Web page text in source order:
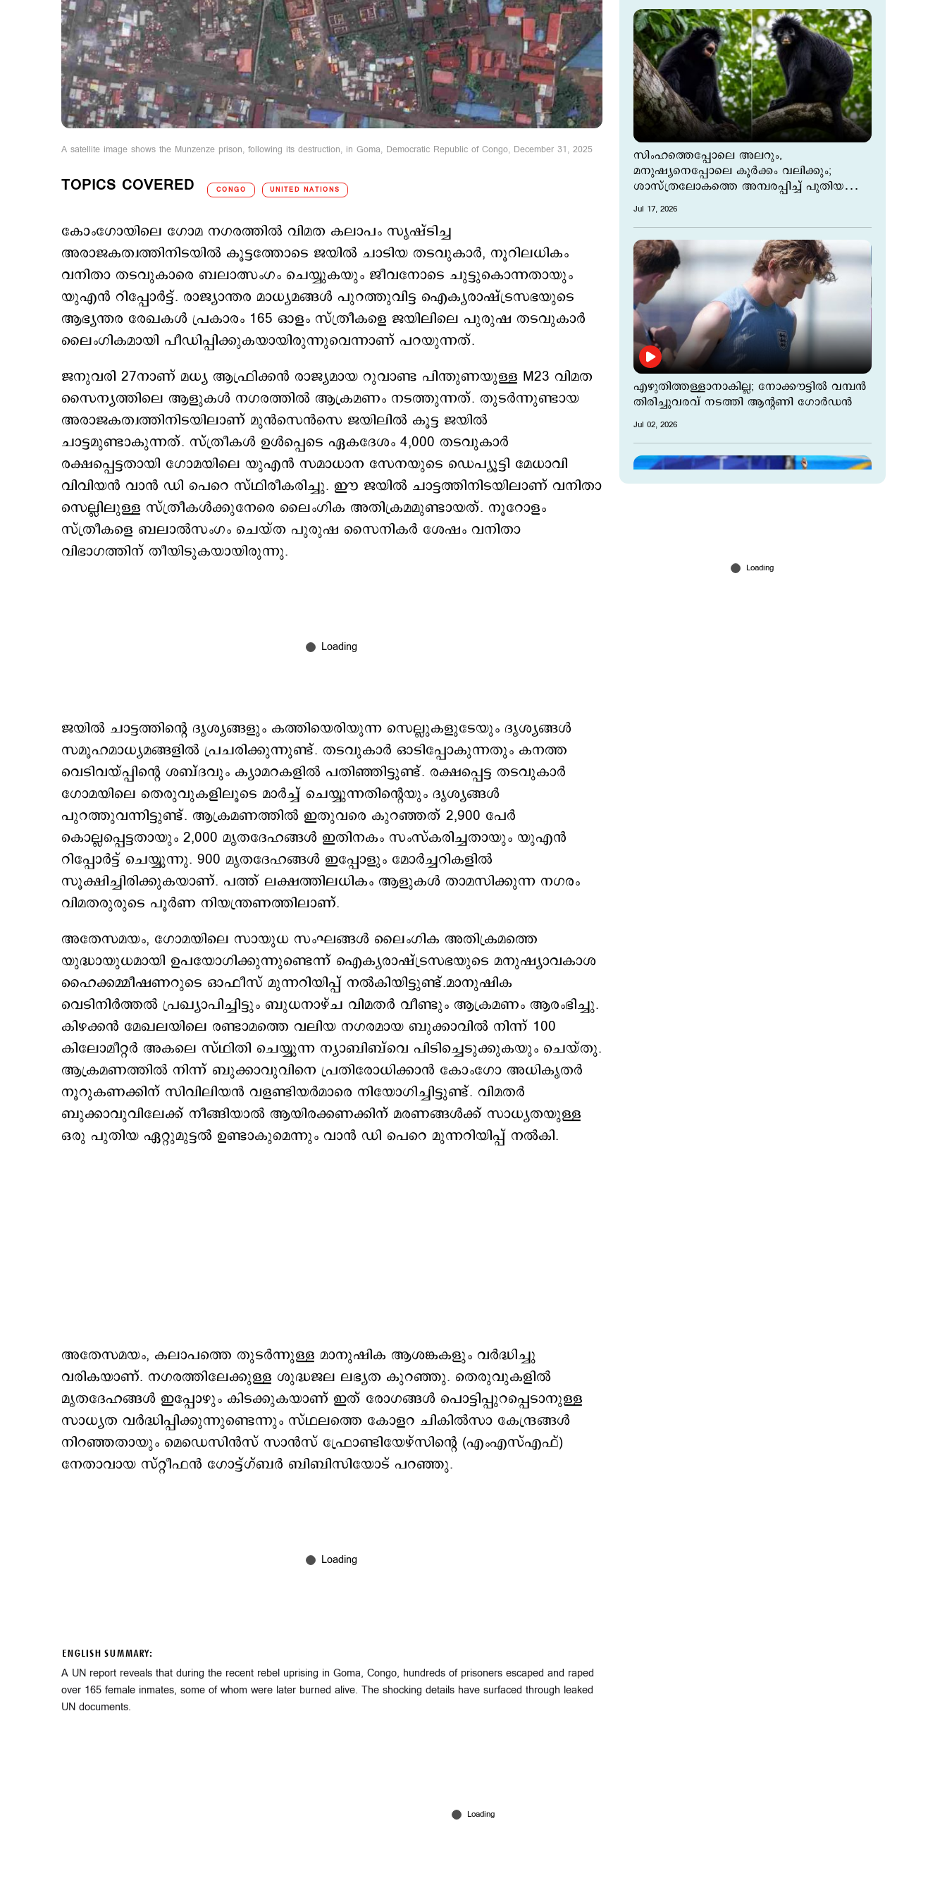
A satellite image shows the Munzenze prison, following its destruction, in Goma, Democratic Republic of Congo, December 31, 2025
TOPICS COVERED CONGO UNITED NATIONS
കോംഗോയിലെ ഗോമ നഗരത്തിൽ വിമത കലാപം സ‍ൃഷ്ടിച്ച
അരാജകത്വത്തിനിടയില്‍ കൂട്ടത്തോടെ ജയില്‍ ചാടിയ തടവുകാര്‍, നൂറിലധികം
വനിതാ തടവുകാരെ ബലാത്സംഗം ചെയ്യുകയും ജീവനോടെ ചുട്ടുകൊന്നതായും
യുഎൻ റിപ്പോർട്ട്. രാജ്യാന്തര മാധ്യമങ്ങള്‍ പുറത്തുവിട്ട ഐക്യരാഷ്ട്രസഭയുടെ
ആഭ്യന്തര രേഖകള്‍ പ്രകാരം 165 ഓളം സ്ത്രീകളെ ജയിലിലെ പുരുഷ തടവുകാര്‍
ലൈംഗികമായി പീഡിപ്പിക്കുകയായിരുന്നുവെന്നാണ് പറയുന്നത്.
ജനുവരി 27നാണ് മധ്യ ആഫ്രിക്കന്‍ രാജ്യമായ റുവാണ്ട പിന്തുണയുള്ള M23 വിമത
സൈന്യത്തിലെ ആളുകള്‍ നഗരത്തില്‍ ആക്രമണം നടത്തുന്നത്. തുടര്‍ന്നുണ്ടായ
അരാജകത്വത്തിനിടയിലാണ് മുൻസെൻസെ ജയിലില്‍ കൂട്ട ജയില്‍
ചാട്ടമുണ്ടാകുന്നത്. സ്ത്രീകൾ ഉൾപ്പെടെ ഏകദേശം 4,000 തടവുകാർ
രക്ഷപ്പെട്ടതായി ഗോമയിലെ യുഎൻ സമാധാന സേനയുടെ ഡെപ്യൂട്ടി മേധാവി
വിവിയൻ വാൻ ഡി പെറെ സ്ഥിരീകരിച്ചു. ഈ ജയില്‍ ചാട്ടത്തിനിടയിലാണ് വനിതാ
സെല്ലിലുള്ള സ്ത്രീകള്‍ക്കുനേരെ ലൈംഗിക അതിക്രമമുണ്ടായത്. നൂറോളം
സ്ത്രീകളെ ബലാല്‍സംഗം ചെയ്ത പുരുഷ സൈനികര്‍ ശേഷം വനിതാ
വിഭാഗത്തിന് തീയിടുകയായിരുന്നു.
ജയില്‍ ചാട്ടത്തിന്‍റെ ദൃശ്യങ്ങളും കത്തിയെരിയുന്ന സെല്ലുകളുടേയും ദൃശ്യങ്ങള്‍
സമൂഹമാധ്യമങ്ങളില്‍ പ്രചരിക്കുന്നുണ്ട്. തടവുകാർ ഓടിപ്പോകുന്നതും കനത്ത
വെടിവയ്പ്പിന്റെ ശബ്ദവും ക്യാമറകളില്‍ പതിഞ്ഞിട്ടുണ്ട്. രക്ഷപ്പെട്ട തടവുകാർ
ഗോമയിലെ തെരുവുകളിലൂടെ മാർച്ച് ചെയ്യുന്നതിന്‍റെയും ദൃശ്യങ്ങള്‍
പുറത്തുവന്നിട്ടുണ്ട്. ആക്രമണത്തില്‍ ഇതുവരെ കുറഞ്ഞത് 2,900 പേർ
കൊല്ലപ്പെട്ടതായും 2,000 മൃതദേഹങ്ങൾ ഇതിനകം സംസ്കരിച്ചതായും യുഎന്‍
റിപ്പോര്‍ട്ട് ചെയ്യുന്നു. 900 മൃതദേഹങ്ങള്‍ ഇപ്പോളും മോർച്ചറികളില്‍
സൂക്ഷിച്ചിരിക്കുകയാണ്. പത്ത് ലക്ഷത്തിലധികം ആളുകൾ താമസിക്കുന്ന നഗരം
വിമതരുരുടെ പൂര്‍ണ നിയന്ത്രണത്തിലാണ്.
അതേസമയം, ഗോമയിലെ സായുധ സംഘങ്ങൾ ലൈംഗിക അതിക്രമത്തെ
യുദ്ധായുധമായി ഉപയോഗിക്കുന്നുണ്ടെന്ന് ഐക്യരാഷ്ട്രസഭയുടെ മനുഷ്യാവകാശ
ഹൈക്കമ്മീഷണറുടെ ഓഫീസ് മുന്നറിയിപ്പ് നൽകിയിട്ടുണ്ട്.മാനുഷിക
വെടിനിർത്തൽ പ്രഖ്യാപിച്ചിട്ടും ബുധനാഴ്ച വിമതര്‍ വീണ്ടും ആക്രമണം ആരംഭിച്ചു.
കിഴക്കൻ മേഖലയിലെ രണ്ടാമത്തെ വലിയ നഗരമായ ബുക്കാവിൽ നിന്ന് 100
കിലോമീറ്റർ അകലെ സ്ഥിതി ചെയ്യുന്ന ന്യാബിബ്‌വെ പിടിച്ചെടുക്കുകയും ചെയ്തു.
ആക്രമണത്തിൽ നിന്ന് ബുക്കാവുവിനെ പ്രതിരോധിക്കാൻ കോംഗോ അധികൃതർ
നൂറുകണക്കിന് സിവിലിയൻ വളണ്ടിയർമാരെ നിയോഗിച്ചിട്ടുണ്ട്. വിമതർ
ബുക്കാവുവിലേക്ക് നീങ്ങിയാൽ ആയിരക്കണക്കിന് മരണങ്ങൾക്ക് സാധ്യതയുള്ള
ഒരു പുതിയ ഏറ്റുമുട്ടൽ ഉണ്ടാകുമെന്നും വാൻ ഡി പെറെ മുന്നറിയിപ്പ് നൽകി.
അതേസമയം, കലാപത്തെ തുടര്‍ന്നുള്ള മാനുഷിക ആശങ്കകളും വർദ്ധിച്ചു
വരികയാണ്. നഗരത്തിലേക്കുള്ള ശുദ്ധജല ലഭ്യത കുറഞ്ഞു. തെരുവുകളിൽ
മൃതദേഹങ്ങൾ ഇപ്പോഴും കിടക്കുകയാണ് ഇത് രോഗങ്ങള്‍ പൊട്ടിപ്പുറപ്പെടാനുള്ള
സാധ്യത വർദ്ധിപ്പിക്കുന്നുണ്ടെന്നും സ്ഥലത്തെ കോളറ ചികില്‍സാ കേന്ദ്രങ്ങള്‍
നിറഞ്ഞതായും മെഡെസിൻസ് സാൻസ് ഫ്രോണ്ടിയേഴ്‌സിന്റെ (എംഎസ്എഫ്)
നേതാവായ സ്റ്റീഫൻ ഗോട്ട്ഗ്ബർ ബിബിസിയോട് പറഞ്ഞു.
ENGLISH SUMMARY:
A UN report reveals that during the recent rebel uprising in Goma, Congo, hundreds of prisoners escaped and raped
over 165 female inmates, some of whom were later burned alive. The shocking details have surfaced through leaked
UN documents.
സിംഹത്തെപ്പോലെ അലറും,
മനുഷ്യനെപ്പോലെ കൂർക്കം വലിക്കും;
ശാസ്ത്രലോകത്തെ അമ്പരപ്പിച്ച് പുതിയ
കുരങ്ങ് വർഗം
Jul 17, 2026
എഴുതിത്തള്ളാനാകില്ല; നോക്കൗട്ടില്‍ വമ്പന്‍
തിരിച്ചുവരവ് നടത്തി ആന്‍റണി ഗോര്‍ഡന്‍
Jul 02, 2026